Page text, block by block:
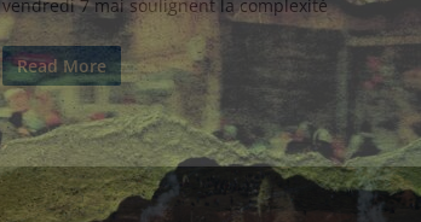
vendredi 7 mai soulignent la complexité
Read More